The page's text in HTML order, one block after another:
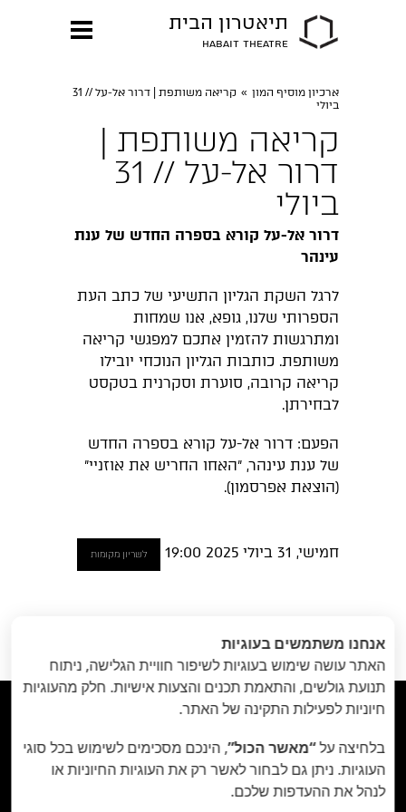
תיאטרון הבית
HABAIT THEATRE
ארכיון מוסיף המון »
קריאה משותפת | דרור אל-על // 31
ביולי
קריאה משותפת |
דרור אל-על // 31
ביולי
דרור אל-על קורא בספרה החדש של ענת
עינהר
לרגל השקת הגליון התשיעי של כתב העת
הספרותי שלנו, גופא, אנו שמחות
ומתרגשות להזמין אתכם למפגשי קריאה
משותפת. כותבות הגליון הנוכחי יובילו
קריאה קרובה, סוערת וסקרנית בטקסט
לבחירתן.
הפעם: דרור אל-על קורא בספרה החדש
של ענת עינהר, ״האחו החריש את אוזניי״
(הוצאת אפרסמון).
חמישי, 31 ביולי 2025 19:00 לשריון מקומות
וערפל // 13-16
באוגוסט

קידום נתיב האמן ע"ר 580107977
אנחנו משתמשים בעוגיות
האתר עושה שימוש בעוגיות לשיפור חוויית הגלישה, ניתוח
תנועת גולשים, והתאמת תכנים והצעות אישיות. חלק מהעוגיות
חיוניות לפעילות התקינה של האתר.
בלחיצה על“מאשר הכול”, הינכם מסכימים לשימוש בכל סוגי
העוגיות. ניתן גם לבחור לאשר רק את העוגיות החיוניות או
לנהל את ההעדפות שלכם.